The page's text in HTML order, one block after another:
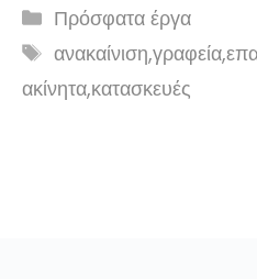
Κατηγορίες
Πρόσφατα έργα
Ετικέτες
ανακαίνιση,γραφεία,
ακίνητα,κατασκευές